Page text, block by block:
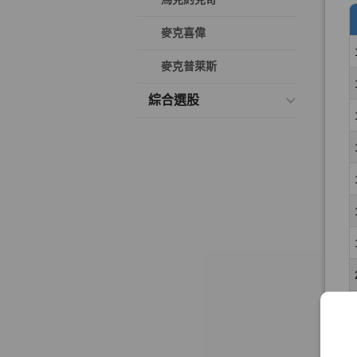
麥克喜偉
麥克普萊斯
綜合選股